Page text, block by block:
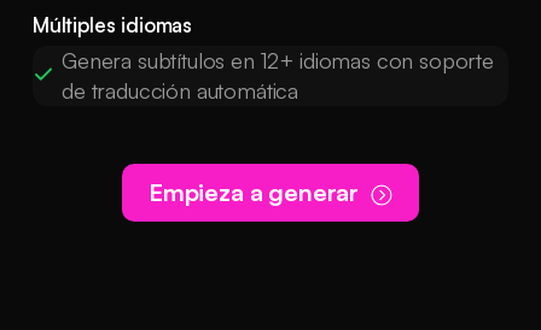
Múltiples idiomas
Genera subtítulos en 12+ idiomas con soporte
de traducción automática
Empieza a generar